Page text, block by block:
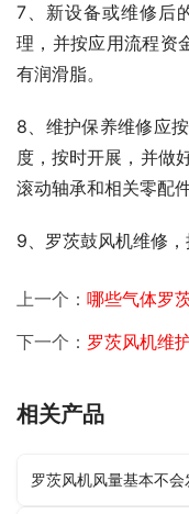
7、新设备或维修后
理，并按应用流程资
有润滑脂。
8、维护保养维修应
度，按时开展，并做
滚动轴承和相关零配件
9、罗茨鼓风机维修，
上一个： 哪些气体罗
下一个： 罗茨风机维
相关产品